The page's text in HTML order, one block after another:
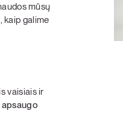
mūsų
kaip galime
vaisiais ir
apsaugo